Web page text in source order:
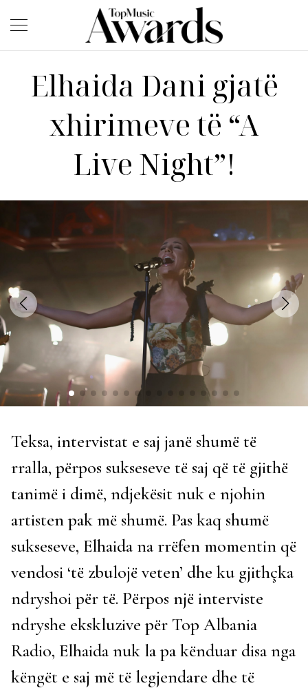
Elhaida Dani gjatë
xhirimeve të “A
Live Night”!
Teksa, intervistat e saj janë shumë të
rralla, përpos sukseseve të saj që të gjithë
tanimë i dimë, ndjekësit nuk e njohin
artisten pak më shumë. Pas kaq shumë
sukseseve, Elhaida na rrëfen momentin që
vendosi ‘të zbulojë veten’ dhe ku gjithçka
ndryshoi për të. Përpos një interviste
ndryshe ekskluzive për Top Albania
Radio, Elhaida nuk la pa kënduar disa nga
këngët e saj më të legjendare dhe të